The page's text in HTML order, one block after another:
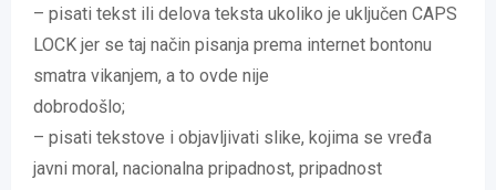
– pisati tekst ili delova teksta ukoliko je uključen CAPS
LOCK jer se taj način pisanja prema internet bontonu
smatra vikanjem, a to ovde nije
dobrodošlo;
– pisati tekstove i objavljivati slike, kojima se vređa
javni moral, nacionalna pripadnost, pripadnost